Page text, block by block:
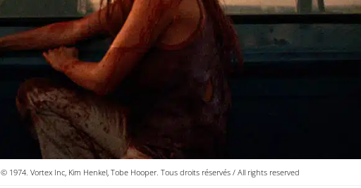
© 1974. Vortex Inc, Kim Henkel, Tobe Hooper. Tous droits réservés / All rights reserved